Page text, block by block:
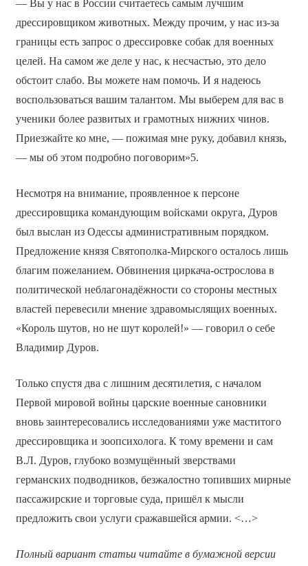
— Вы у нас в России считаетесь самым лучшим
дрессировщиком животных. Между прочим, у нас из-за
границы есть запрос о дрессировке собак для военных
целей. На самом же деле у нас, к несчастью, это дело
обстоит слабо. Вы можете нам помочь. И я надеюсь
воспользоваться вашим талантом. Мы выберем для вас в
ученики более развитых и грамотных нижних чинов.
Приезжайте ко мне, — пожимая мне руку, добавил князь,
— мы об этом подробно поговорим»5.
Несмотря на внимание, проявленное к персоне
дрессировщика командующим войсками округа, Дуров
был выслан из Одессы административным порядком.
Предложение князя Святополка-Мирского осталось лишь
благим пожеланием. Обвинения циркача-острослова в
политической неблагонадёжности со стороны местных
властей перевесили мнение здравомыслящих военных.
«Король шутов, но не шут королей!» — говорил о себе
Владимир Дуров.
Только спустя два с лишним десятилетия, с началом
Первой мировой войны царские военные сановники
вновь заинтересовались исследованиями уже маститого
дрессировщика и зоопсихолога. К тому времени и сам
В.Л. Дуров, глубоко возмущённый зверствами
германских подводников, безжалостно топивших мирные
пассажирские и торговые суда, пришёл к мысли
предложить свои услуги сражавшейся армии. <…>
Полный вариант статьи читайте в бумажной версии